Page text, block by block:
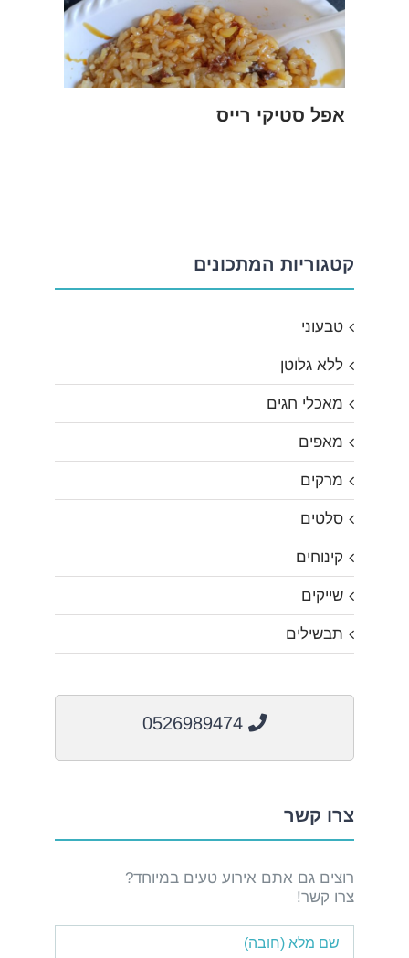
אפל סטיקי רייס
קטגוריות המתכונים
טבעוני
ללא גלוטן
מאכלי חגים
מאפים
מרקים
סלטים
קינוחים
שייקים
תבשילים
צרו קשר
רוצים גם אתם אירוע טעים במיוחד?
צרו קשר!